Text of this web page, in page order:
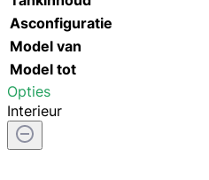
Asconfiguratie
Model van
Model tot
Opties
Interieur